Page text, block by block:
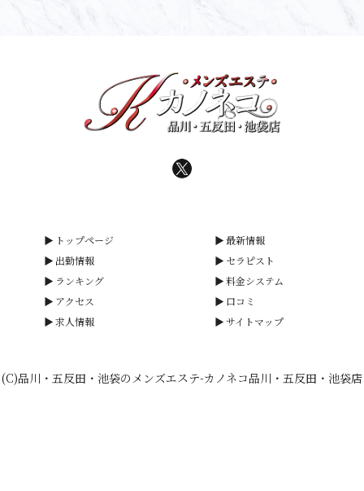
トップページ
最新情報
出勤情報
セラピスト
ランキング
料金システム
アクセス
口コミ
求人情報
サイトマップ
(C)品川・五反田・池袋のメンズエステ-カノネコ品川・五反田・池袋店